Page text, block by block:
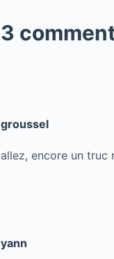
3
groussel
allez, encore un truc
yann